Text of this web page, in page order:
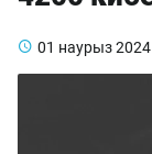
01 наурыз 2024